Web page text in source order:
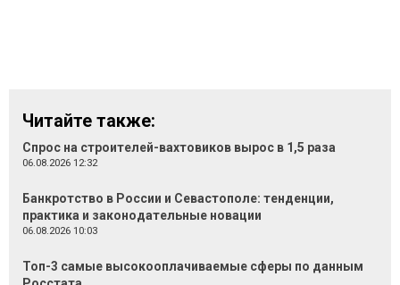
Читайте также:
Спрос на строителей-вахтовиков вырос в 1,5 раза
06.08.2026 12:32
Банкротство в России и Севастополе: тенденции,
практика и законодательные новации
06.08.2026 10:03
Топ-3 самые высокооплачиваемые сферы по данным